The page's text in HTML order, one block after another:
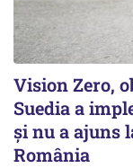
Vision Zero,
Suedia a
şi nu a ajuns
România